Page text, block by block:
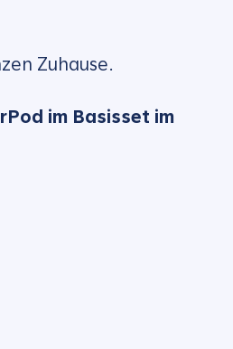
Zuhause.
im Basisset im